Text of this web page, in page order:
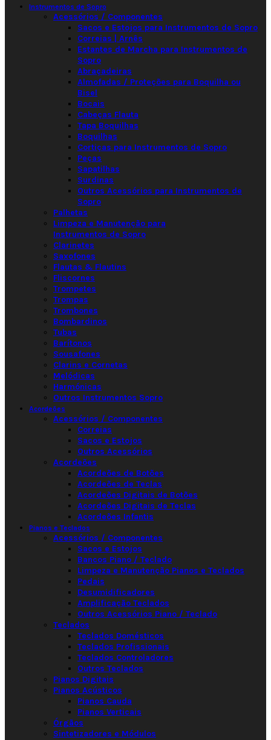
Instrumentos de Sopro
Acessórios / Componentes
Sacos e Estojos para Instrumentos de Sopro
Correias | Arnês
Estantes de Marcha para Instrumentos de
Sopro
Abraçadeiras
Almofadas / Proteções para Boquilha ou
Bisel
Bocais
Cabeças Flauta
Tapa Boquilhas
Boquilhas
Cortiças para Instrumentos de Sopro
Peças
Sapatilhas
Surdinas
Outros Acessórios para Instrumentos de
Sopro
Palhetas
Limpeza e Manutenção para
Instrumentos de Sopro
Clarinetes
Saxofones
Flautas & Flautins
Fliscornes
Trompetes
Trompas
Trombones
Bombardinos
Tubas
Barítonos
Sousafones
Clarins e Cornetas
Melódicas
Harmónicas
Outros Instrumentos Sopro
Acordeões
Acessórios / Componentes
Correias
Sacos e Estojos
Outros Acessórios
Acordeões
Acordeões de Botões
Acordeões de Teclas
Acordeões Digitais de Botões
Acordeões Digitais de Teclas
Acordeões Infantis
Pianos e Teclados
Acessórios / Componentes
Sacos e Estojos
Bancos Piano / Teclado
Limpeza e Manutenção Pianos e Teclados
Pedais
Desumidificadores
Amplificação Teclados
Outros Acessórios Piano / Teclado
Teclados
Teclados Domésticos
Teclados Profissionais
Teclados Controladores
Outros Teclados
Pianos Digitais
Pianos Acústicos
Pianos Cauda
Pianos Verticais
Órgãos
Sintetizadores e Módulos